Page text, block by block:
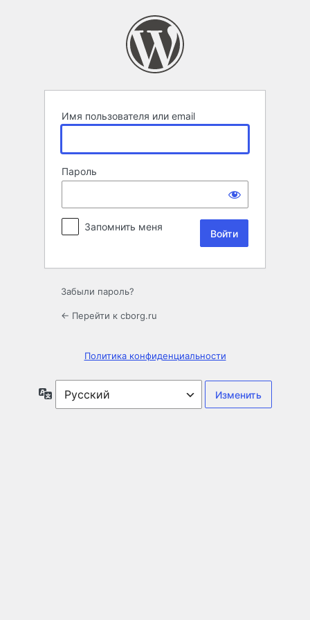
Имя пользователя или email
Пароль
Запомнить меня
Забыли пароль?
← Перейти к cborg.ru
Политика конфиденциальности
Язык